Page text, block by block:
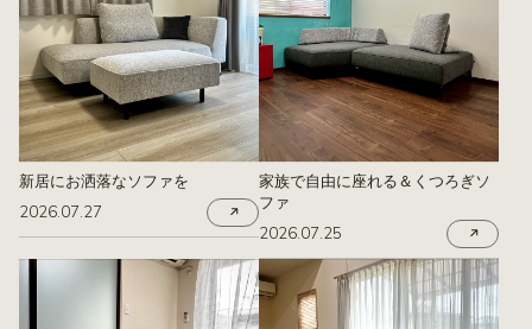
新居にお洒落なソファを
2026.07.27
家族で自由に座れる＆くつろぎソ
ファ
2026.07.25